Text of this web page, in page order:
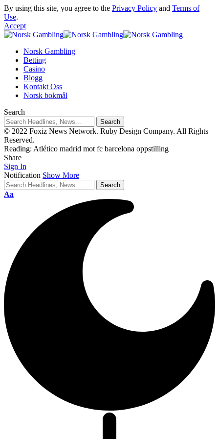
By using this site, you agree to the Privacy Policy and Terms of
Use.
Accept
Norsk Gambling
Betting
Casino
Blogg
Kontakt Oss
Norsk bokmål
Search
© 2022 Foxiz News Network. Ruby Design Company. All Rights
Reserved.
Reading: Atlético madrid mot fc barcelona oppstilling
Share
Sign In
Notification Show More
Aa